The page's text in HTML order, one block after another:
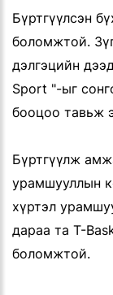
Бүртгүүлсэн
боломжтой.
дэлгэцийн
Sport "-ыг
бооцоо тавьж
Бүртгүүлж
урамшууллын
хүртэл
дараа та T-
боломжтой.